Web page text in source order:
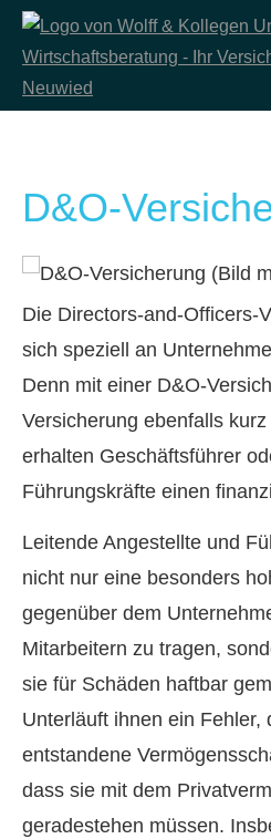
D&O-
Die Directors-and-Officers-
sich speziell an
Denn mit einer D&O-
Versicherung ebenfalls
erhalten Geschäftsführer
Führungskräfte einen
Leitende Angestellte und
nicht nur eine besonders
gegenüber dem
Mitarbeitern zu tragen,
sie für Schäden haftbar
Unterläuft ihnen ein Fehler,
entstandene
dass sie mit dem
geradestehen müssen.